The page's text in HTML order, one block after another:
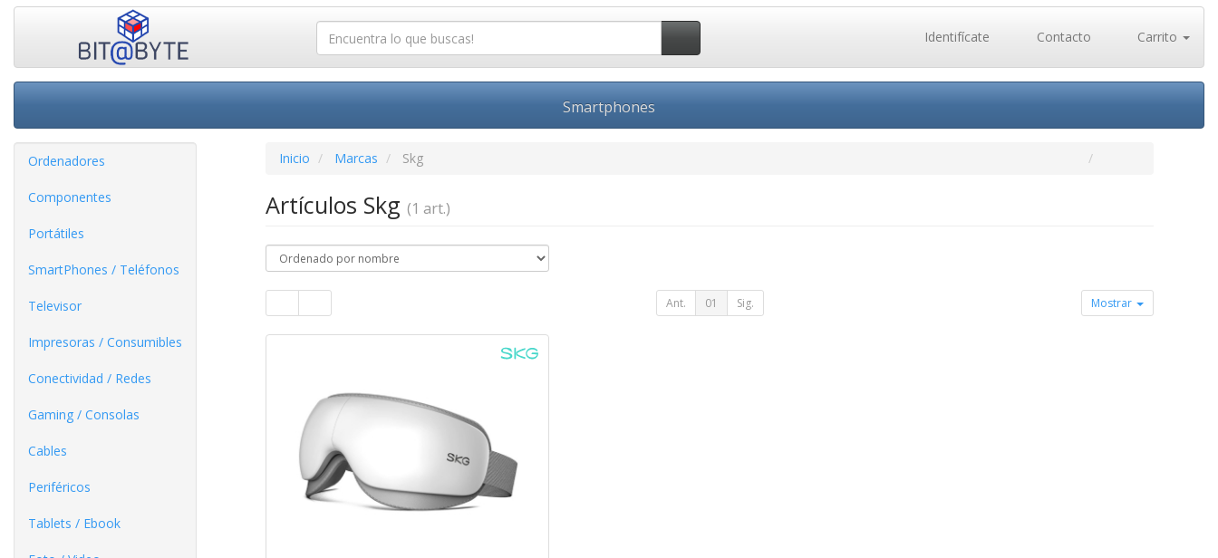
Identifícate Contacto Carrito
Smartphones
Ordenadores
Componentes
Portátiles
SmartPhones / Teléfonos
Televisor
Impresoras / Consumibles
Conectividad / Redes
Gaming / Consolas
Cables
Periféricos
Tablets / Ebook
Inicio Marcas Skg
Artículos Skg (1 art.)
Ant. 01 Sig. Mostrar